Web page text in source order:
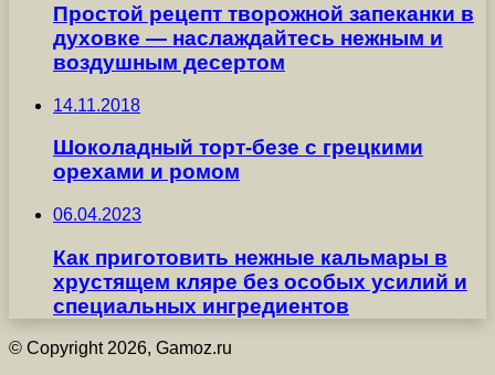
Простой рецепт творожной запеканки в
духовке — наслаждайтесь нежным и
воздушным десертом
14.11.2018
Шоколадный торт-безе с грецкими
орехами и ромом
06.04.2023
Как приготовить нежные кальмары в
хрустящем кляре без особых усилий и
специальных ингредиентов
© Copyright 2026, Gamoz.ru